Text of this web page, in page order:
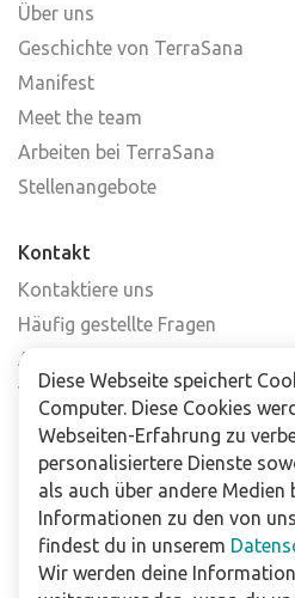
Über uns
Geschichte von TerraSana
Manifest
Meet the team
Arbeiten bei TerraSana
Stellenangebote
Kontakt
Kontaktiere uns
Häufig gestellte Fragen
Abonniere unseren Newsletter
Verkaufsstellen
Für Unternehmen
Downloads
Impressum
Datenschutzbestimmungen
Diese Webseite speichert
Computer. Diese Cookies
Webseiten-Erfahrung zu
personalisiertere Dienste
als auch über andere Medien
Informationen zu den von
findest du in unserem
Wir werden deine